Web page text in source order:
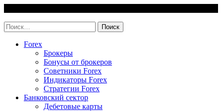
content
Найти:
Forex
Брокеры
Бонусы от брокеров
Советники Forex
Индикаторы Forex
Стратегии Forex
Банковский сектор
Дебетовые карты